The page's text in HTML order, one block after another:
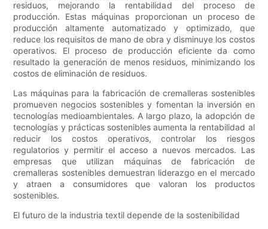
residuos, mejorando la rentabilidad del proceso de
producción. Estas máquinas proporcionan un proceso de
producción altamente automatizado y optimizado, que
reduce los requisitos de mano de obra y disminuye los costos
operativos. El proceso de producción eficiente da como
resultado la generación de menos residuos, minimizando los
costos de eliminación de residuos.
Las máquinas para la fabricación de cremalleras sostenibles
promueven negocios sostenibles y fomentan la inversión en
tecnologías medioambientales. A largo plazo, la adopción de
tecnologías y prácticas sostenibles aumenta la rentabilidad al
reducir los costos operativos, controlar los riesgos
regulatorios y permitir el acceso a nuevos mercados. Las
empresas que utilizan máquinas de fabricación de
cremalleras sostenibles demuestran liderazgo en el mercado
y atraen a consumidores que valoran los productos
sostenibles.
El futuro de la industria textil depende de la sostenibilidad